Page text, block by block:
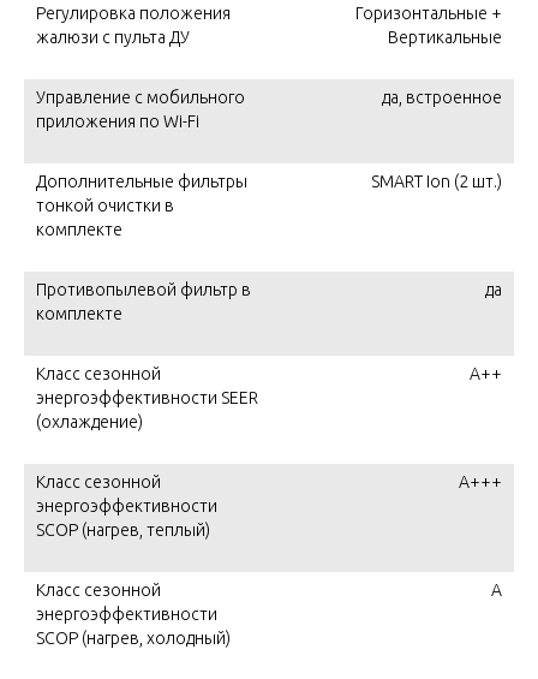
Регулировка положения
жалюзи с пульта ДУ
Горизонтальные +
Вертикальные
Управление c мобильного
приложения по Wi-Fi
да, встроенное
Дополнительные фильтры
тонкой очистки в
комплекте
SMART Ion (2 шт.)
Противопылевой фильтр в
комплекте
да
Класс сезонной
энергоэффективности SEER
(охлаждение)
A++
Класс сезонной
энергоэффективности
SCOP (нагрев, теплый)
A+++
Класс сезонной
энергоэффективности
SCOP (нагрев, холодный)
A